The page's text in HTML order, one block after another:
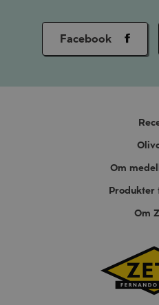
Facebook
Om
Produkter
Om